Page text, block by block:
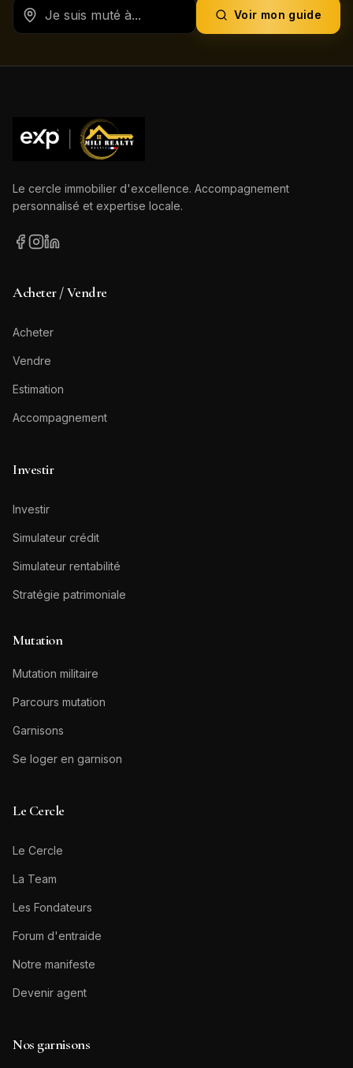
Voir mon guide
Le cercle immobilier d'excellence. Accompagnement
personnalisé et expertise locale.
Acheter / Vendre
Acheter
Vendre
Estimation
Accompagnement
Investir
Investir
Simulateur crédit
Simulateur rentabilité
Stratégie patrimoniale
Mutation
Mutation militaire
Parcours mutation
Garnisons
Se loger en garnison
Le Cercle
Le Cercle
La Team
Les Fondateurs
Forum d'entraide
Notre manifeste
Devenir agent
Nos garnisons